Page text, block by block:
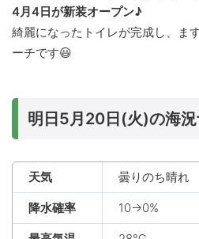
4月4日が新装オープン♪
綺麗になったトイレが完成し、ま
ーチです😃
明日5月20日(火)の海
天気 曇りのち晴れ
降水確率 10→0%